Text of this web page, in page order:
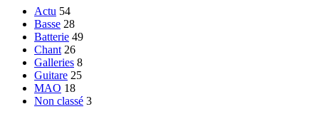
Actu 54
Basse 28
Batterie 49
Chant 26
Galleries 8
Guitare 25
MAO 18
Non classé 3